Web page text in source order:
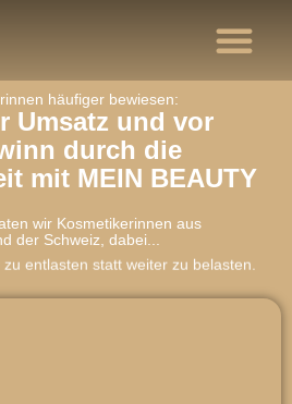
häufiger bewiesen:
Umsatz und vor
durch die
mit MEIN BEAUTY
wir Kosmetikerinnen aus
der Schweiz, dabei...
zu entlasten statt weiter zu belasten.